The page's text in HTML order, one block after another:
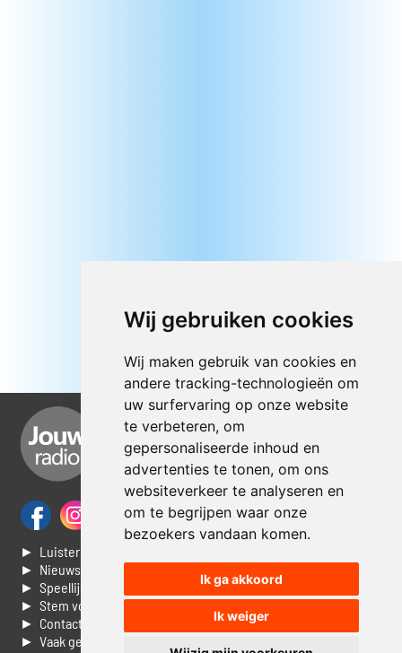
Wij gebruiken cookies
Wij maken gebruik van cookies en
andere tracking-technologieën om
uw surfervaring op onze website
te verbeteren, om
gepersonaliseerde inhoud en
advertenties te tonen, om ons
websiteverkeer te analyseren en
om te begrijpen waar onze
bezoekers vandaan komen.
Ik ga akkoord
Ik weiger
► Luisteren naar Jouwradio
► Nieuws
► Speellijst
► Stem voor de Dag top 3
► Contacteer ons
► Vaak gestelde vragen